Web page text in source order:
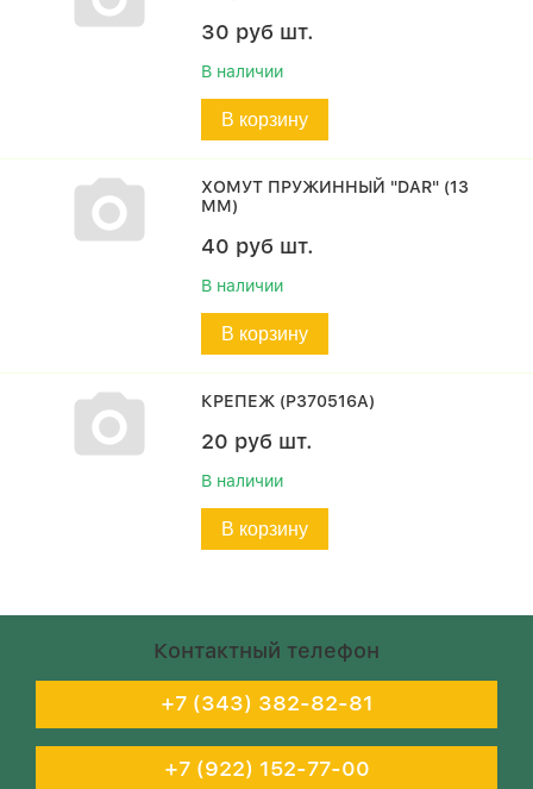
30 руб шт.
В наличии
В корзину
ХОМУТ ПРУЖИННЫЙ "DAR" (13
ММ)
40 руб шт.
В наличии
В корзину
КРЕПЕЖ (P370516A)
20 руб шт.
В наличии
В корзину
Контактный телефон
+7 (343) 382-82-81
+7 (922) 152-77-00